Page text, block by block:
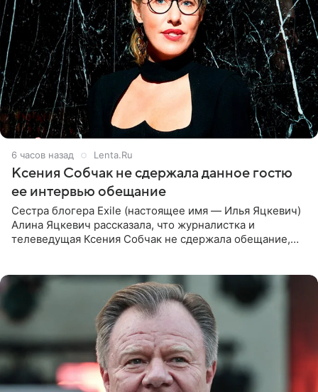
6 часов назад Lenta.Ru
Ксения Собчак не сдержала данное гостю
ее интервью обещание
Сестра блогера Exile (настоящее имя — Илья Яцкевич)
Алина Яцкевич рассказала, что журналистка и
телеведущая Ксения Собчак не сдержала обещание,